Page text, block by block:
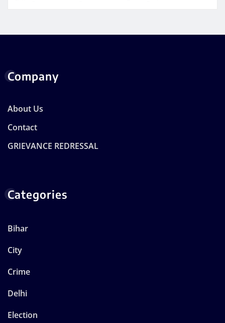
Company
About Us
Contact
GRIEVANCE REDRESSAL
Categories
Bihar
City
Crime
Delhi
Election